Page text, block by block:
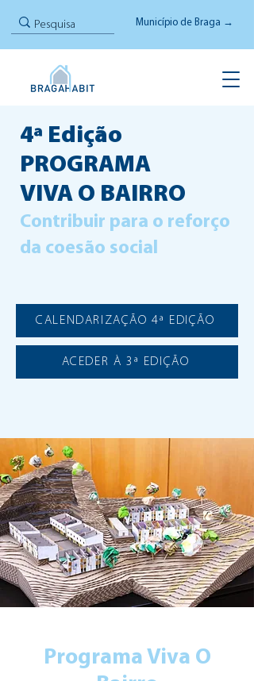
Município de Braga →
4ª Edição
PROGRAMA
VIVA O BAIRRO
Contribuir para o reforço
da coesão social
CALENDARIZAÇÃO 4ª EDIÇÃO
ACEDER À 3ª EDIÇÃO
Programa Viva O